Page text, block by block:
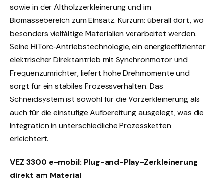
sowie in der Altholzzerkleinerung und im
Biomassebereich zum Einsatz. Kurzum: überall dort, wo
besonders vielfältige Materialien verarbeitet werden.
Seine HiTorc‑Antriebstechnologie, ein energieeffizienter
elektrischer Direktantrieb mit Synchronmotor und
Frequenzumrichter, liefert hohe Drehmomente und
sorgt für ein stabiles Prozessverhalten. Das
Schneidsystem ist sowohl für die Vorzerkleinerung als
auch für die einstufige Aufbereitung ausgelegt, was die
Integration in unterschiedliche Prozessketten
erleichtert.
VEZ 3300 e-mobil: Plug-and-Play-Zerkleinerung
direkt am Material